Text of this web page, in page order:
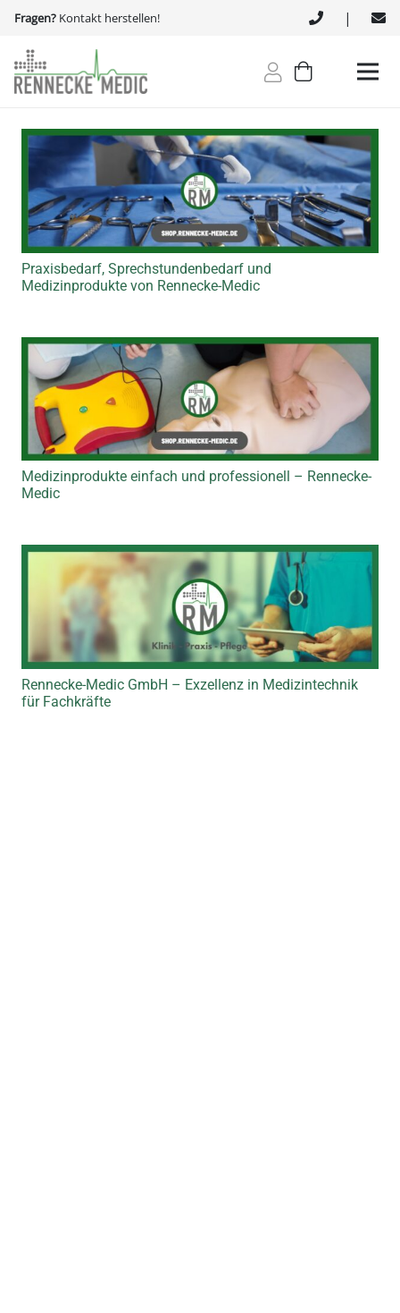
Fragen? Kontakt herstellen! |
Praxisbedarf, Sprechstundenbedarf und
Medizinprodukte von Rennecke-Medic
Medizinprodukte einfach und professionell – Rennecke-
Medic
Rennecke-Medic GmbH – Exzellenz in Medizintechnik
für Fachkräfte